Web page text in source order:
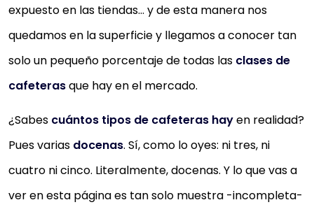
expuesto en las tiendas… y de esta manera nos
quedamos en la superficie y llegamos a conocer tan
solo un pequeño porcentaje de todas las clases de
cafeterasque hay en el mercado.
¿Sabes cuántos tipos de cafeteras hayen realidad?
Pues varias docenas. Sí, como lo oyes: ni tres, ni
cuatro ni cinco. Literalmente, docenas. Y lo que vas a
ver en esta página es tan solo muestra -incompleta-